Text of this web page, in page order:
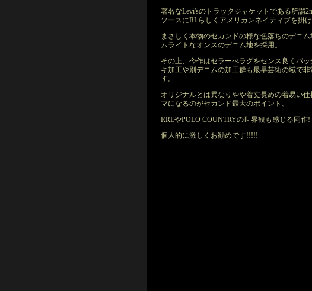
著名なLevi'sのトラックジャケットである所謂
ソースにRLらしくアメリカンネイティブを掛
まさしく本物のセカンドの様な色落ちのデニ
ムライトなオンスのデニム地を採用。
その上、今作はセラーぺラグをセンス良くパ
キ加工や別デニムの加工群も最早芸術の域で
す。
オリジナルとは異なりやや着丈長めの着易い
マになるのがセカンド最大のポイント。
RRLやPOLO COUNTRYの世界観も感じる同作!
個人的に激しくお勧めです!!!!!